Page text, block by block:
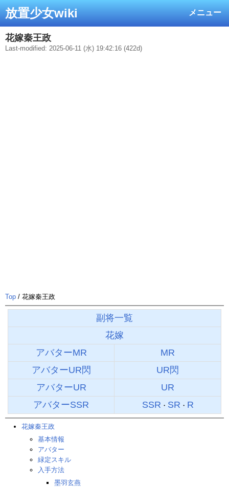
メニュー
放置少女wiki
花嫁秦王政
Last-modified: 2025-06-11 (水) 19:42:16 (422d)
Top / 花嫁秦王政
副将一覧
花嫁
アバターMR
MR
アバターUR閃
UR閃
アバターUR
UR
アバターSSR
SSR ・ SR ・ R
花嫁秦王政
基本情報
アバター
緑定スキル
入手方法
墨羽玄燕